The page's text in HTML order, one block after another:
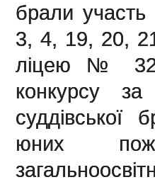
брали
3, 4, 19, 20,
ліцею № 32.
конкурсу
суддівської
юних